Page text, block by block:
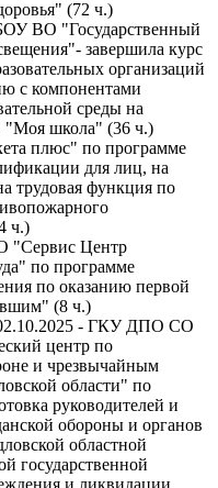
(72 ч.)
ВО "Государственный
завершила курс
организаций
с компонентами
среды на
школа" (36 ч.)
плюс" по программе
для лиц, на
трудовая функция по
ч.)
"Сервис Центр
по программе
по оказанию первой
(8 ч.)
- ГКУ ДПО СО
центр по
и чрезвычайным
области" по
руководителей и
обороны и органов
областной
государственной
и ликвидации